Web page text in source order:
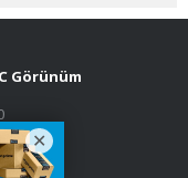
Görünüm